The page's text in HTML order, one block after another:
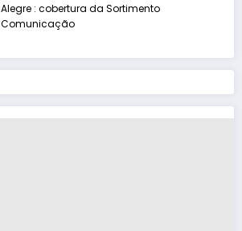
Alegre : cobertura da Sortimento
Comunicação